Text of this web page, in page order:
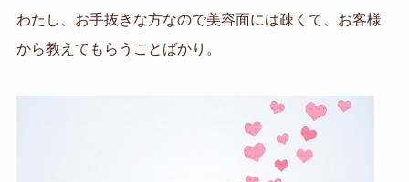
わたし、お手抜きな方なので美容面には疎くて、お客様
から教えてもらうことばかり。